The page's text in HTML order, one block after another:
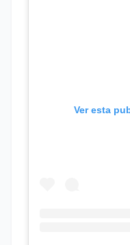
Ver esta